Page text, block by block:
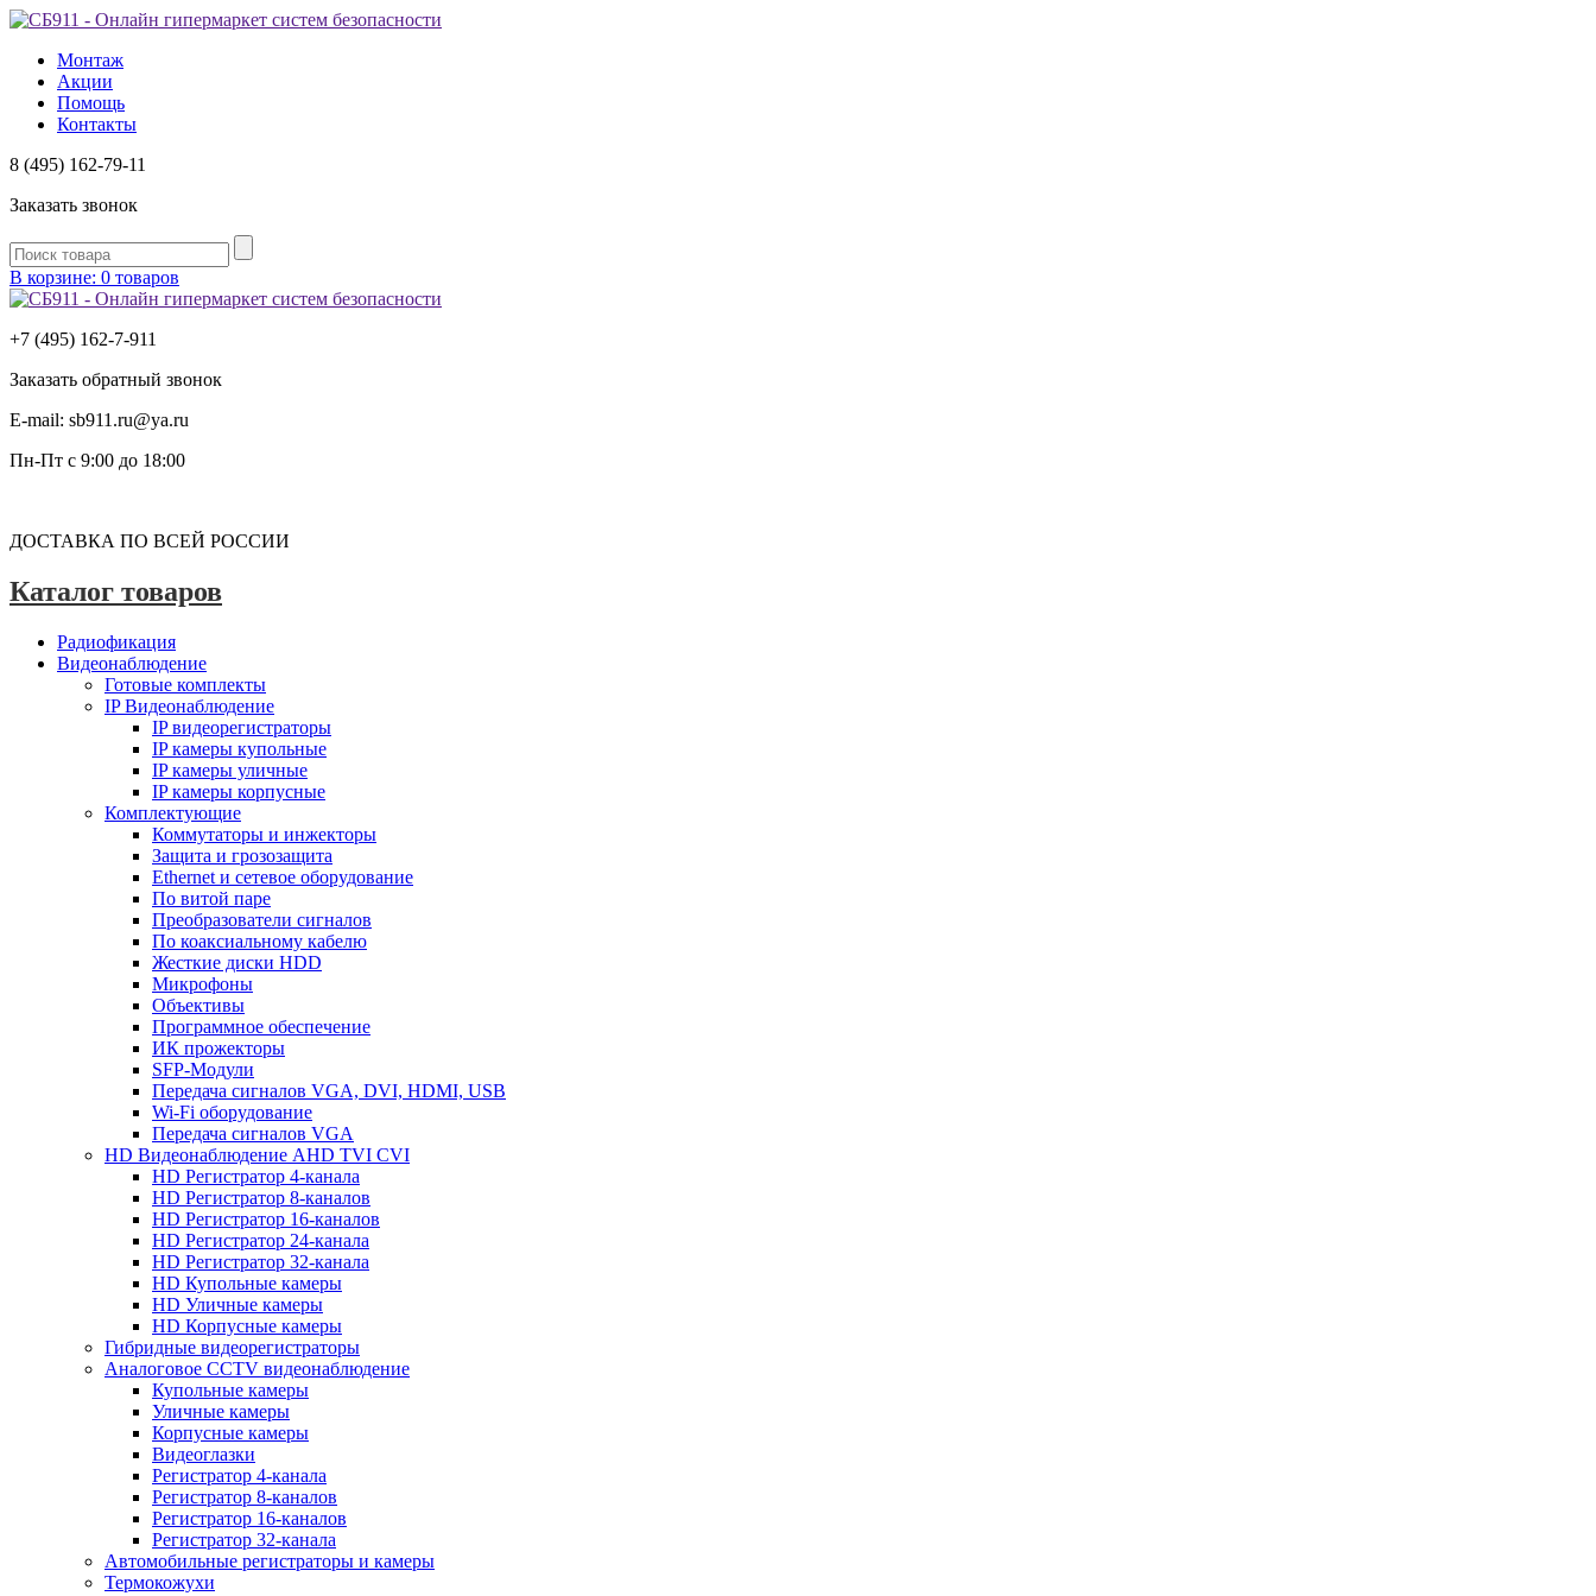
Монтаж
Акции
Помощь
Контакты
8 (495) 162-79-11
Заказать звонок
В корзине: 0 товаров
+7 (495) 162-7-911
Заказать обратный звонок
E-mail: sb911.ru@ya.ru
Пн-Пт с 9:00 до 18:00
ДОСТАВКА ПО ВСЕЙ РОССИИ
Каталог товаров
Радиофикация
Видеонаблюдение
Готовые комплекты
IP Видеонаблюдение
IP видеорегистраторы
IP камеры купольные
IP камеры уличные
IP камеры корпусные
Комплектующие
Коммутаторы и инжекторы
Защита и грозозащита
Ethernet и сетевое оборудование
По витой паре
Преобразователи сигналов
По коаксиальному кабелю
Жесткие диски HDD
Микрофоны
Объективы
Программное обеспечение
ИК прожекторы
SFP-Модули
Передача сигналов VGA, DVI, HDMI, USB
Wi-Fi оборудование
Передача сигналов VGA
HD Видеонаблюдение AHD TVI CVI
HD Регистратор 4-канала
HD Регистратор 8-каналов
HD Регистратор 16-каналов
HD Регистратор 24-канала
HD Регистратор 32-канала
HD Купольные камеры
HD Уличные камеры
HD Корпусные камеры
Гибридные видеорегистраторы
Аналоговое CCTV видеонаблюдение
Купольные камеры
Уличные камеры
Корпусные камеры
Видеоглазки
Регистратор 4-канала
Регистратор 8-каналов
Регистратор 16-каналов
Регистратор 32-канала
Автомобильные регистраторы и камеры
Термокожухи